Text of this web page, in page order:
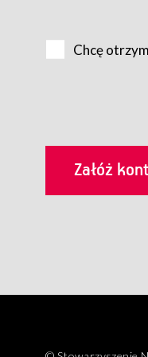
utrwalenie i
§ 3
Korzystanie
Chcę